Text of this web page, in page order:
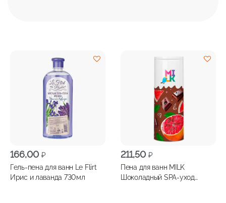
166,00 ₽
Гель-пена для ванн Le Flirt
Ирис и лаванда 730мл
211,50 ₽
Пена для ванн MILK
Шоколадный SPA-уход